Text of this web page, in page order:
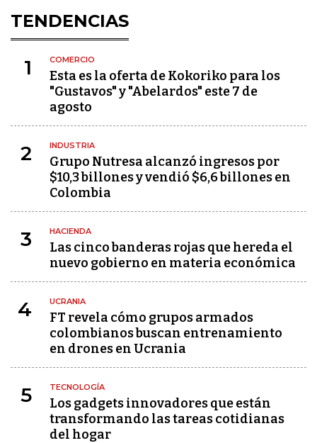
TENDENCIAS
1 COMERCIO
Esta es la oferta de Kokoriko para los
"Gustavos" y "Abelardos" este 7 de
agosto
2 INDUSTRIA
Grupo Nutresa alcanzó ingresos por
$10,3 billones y vendió $6,6 billones en
Colombia
3 HACIENDA
Las cinco banderas rojas que hereda el
nuevo gobierno en materia económica
4 UCRANIA
FT revela cómo grupos armados
colombianos buscan entrenamiento
en drones en Ucrania
5 TECNOLOGÍA
Los gadgets innovadores que están
transformando las tareas cotidianas
del hogar